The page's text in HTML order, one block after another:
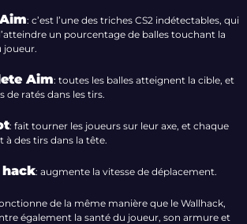
: c’est l’une des triches CS2 indétectables, qui
un pourcentage de balles touchant la
joueur.
Aim: toutes les balles atteignent la cible, et
de ratés dans les tirs.
: fait tourner les joueurs sur leur axe, et chaque
à des tirs dans la tête.
hack: augmente la vitesse de déplacement.
de la même manière que le Wallhack,
également la santé du joueur, son armure et